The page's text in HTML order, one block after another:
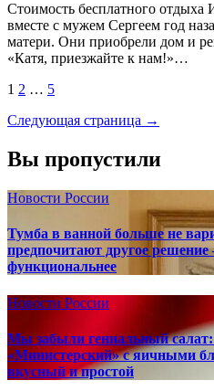
Стоимость бесплатного отдыха Иринка, моя подруга детства,
вместе с мужем Сергеем год
матери. Они приобрели дом и
«Катя, приезжайте к нам!»…
Пагинация
записей
1 2 … 5
Следующая страница →
Вы пропустили
Новости России
Тумба в ванной больше не
предпочитают другое
функциональнее
Новости России
Мы забыли гениальный
«Министерский» с яичными
вкусный и простой